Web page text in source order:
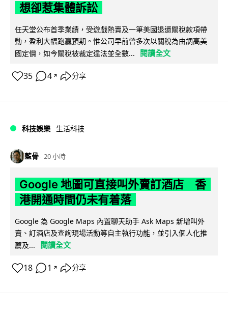
想卻惹集體訴訟
任天堂公布首季業績，受遊戲熱賣及一筆美國退還關稅款項帶
動，盈利大幅跑贏預期。惟公司早前曾多次以關稅為由調高美
國定價，如今關稅被裁定違法並全數...
閱讀全文
35 4 ↗ 分享
科技娛樂 生活科技
藍骨 20 小時
Google 地圖可直接叫外賣訂酒店 香
港開通時間仍未有着落
Google 為 Google Maps 內置聊天助手 Ask Maps 新增叫外
賣、訂酒店及查詢現場活動等自主執行功能，並引入個人化推
薦及...
閱讀全文
18 1 ↗ 分享